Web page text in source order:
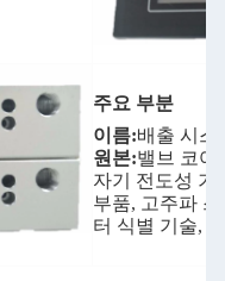
주요 부분
이름:배출 시스
원본:밸브 코어
자기 전도성 기
부품, 고주파
터 식별 기술,